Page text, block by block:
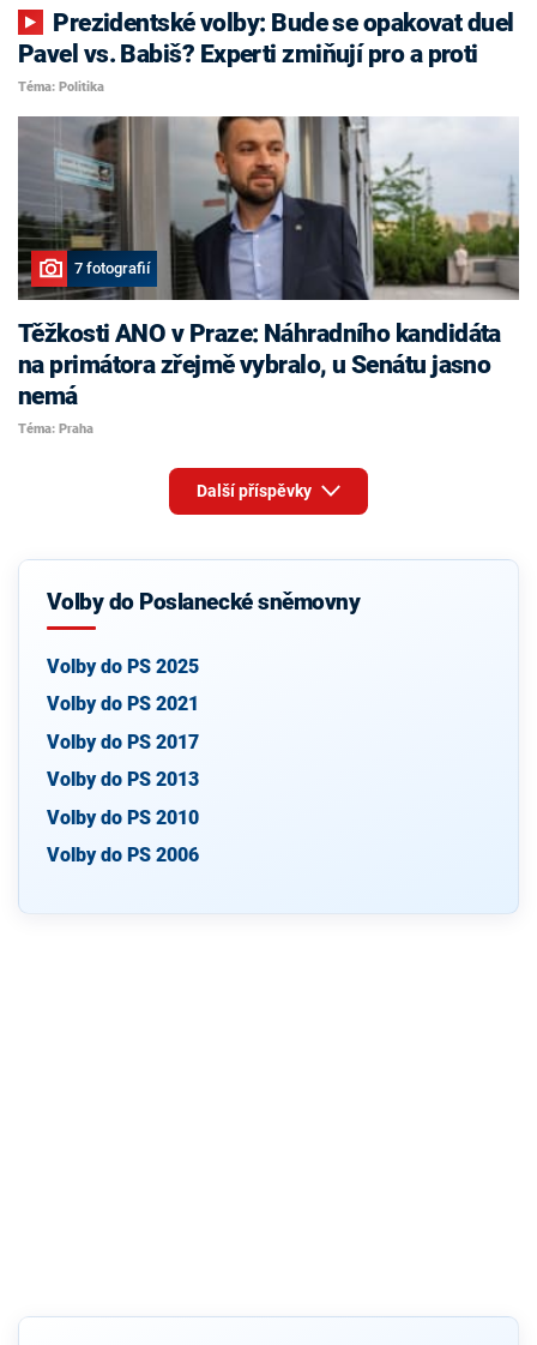
Pavel vs. Babiš? Experti zmiňují pro a proti
Téma: Politika
7 fotografií
Těžkosti ANO v Praze: Náhradního kandidáta
na primátora zřejmě vybralo, u Senátu jasno
nemá
Téma: Praha
Další příspěvky
Volby do Poslanecké sněmovny
Volby do PS 2025
Volby do PS 2021
Volby do PS 2017
Volby do PS 2013
Volby do PS 2010
Volby do PS 2006